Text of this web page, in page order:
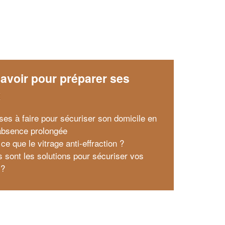
pour préparer ses
à faire pour sécuriser son domicile en
prolongée
ce que le vitrage anti-effraction ?
sont les solutions pour sécuriser vos